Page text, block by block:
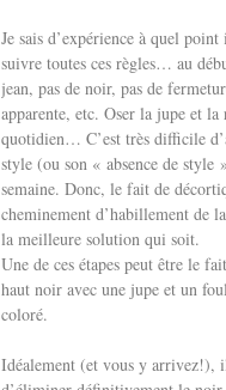
Je sais d’expérience à quel
suivre toutes ces règles… au
jean, pas de noir, pas de
apparente, etc. Oser la jupe et la
quotidien… C’est très difficile
style (ou son « absence de style
semaine. Donc, le fait de
cheminement d’habillement de
la meilleure solution qui soit.
Une de ces étapes peut être le
haut noir avec une jupe et un
coloré.
Idéalement (et vous y arrivez!),